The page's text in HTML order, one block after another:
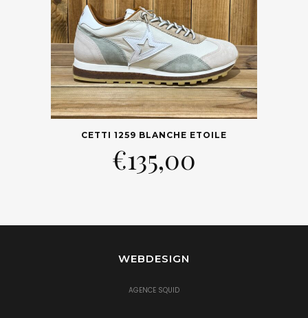
CETTI 1259 BLANCHE ETOILE
€135,00
WEBDESIGN
AGENCE SQUID